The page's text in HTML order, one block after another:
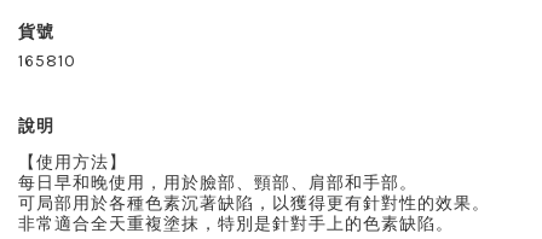
貨號
165810
說明
【使用方法】
每日早和晚使用，用於臉部、頸部、肩部和手部。
可局部用於各種色素沉著缺陷，以獲得更有針對性的效果。
非常適合全天重複塗抹，特別是針對手上的色素缺陷。